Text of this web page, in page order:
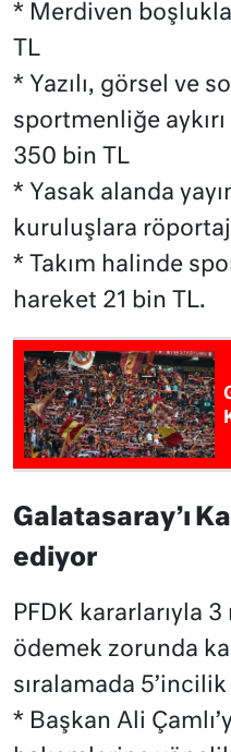
* Merdiven
TL
* Yazılı, görsel ve
sportmenliğe
350 bin TL
* Yasak alanda
kuruluşlara
* Takım halinde
hareket 21 bin TL.
Galatasaray’ı
ediyor
PFDK kararlarıyla
ödemek zorunda
sıralamada
* Başkan Ali